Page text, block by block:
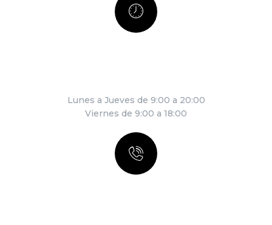
Lunes a Jueves de 9:00 a 20:00
Viernes de 9:00 a 18:00